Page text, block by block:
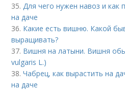
35.Для чего нужен навоз и как
на даче
36. Какие есть вишню. Какой
выращивать?
37. Вишня на латыни. Вишня
vulgaris L.)
38.Чабрец, как вырастить на
на даче